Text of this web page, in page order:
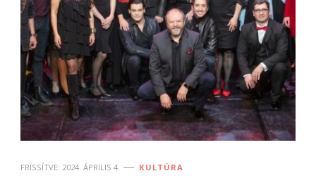
FRISSÍTVE: 2024. ÁPRILIS 4. KULTÚRA